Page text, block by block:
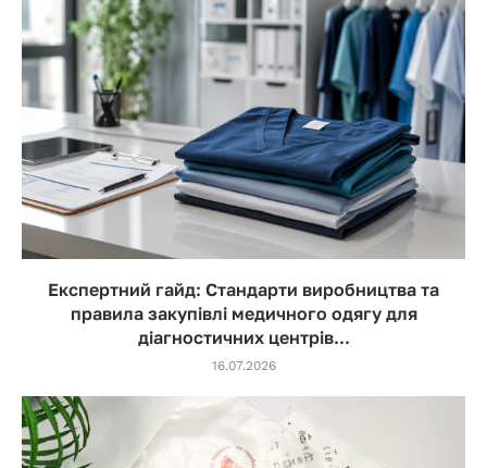
Експертний гайд: Стандарти виробництва та
правила закупівлі медичного одягу для
діагностичних центрів...
16.07.2026